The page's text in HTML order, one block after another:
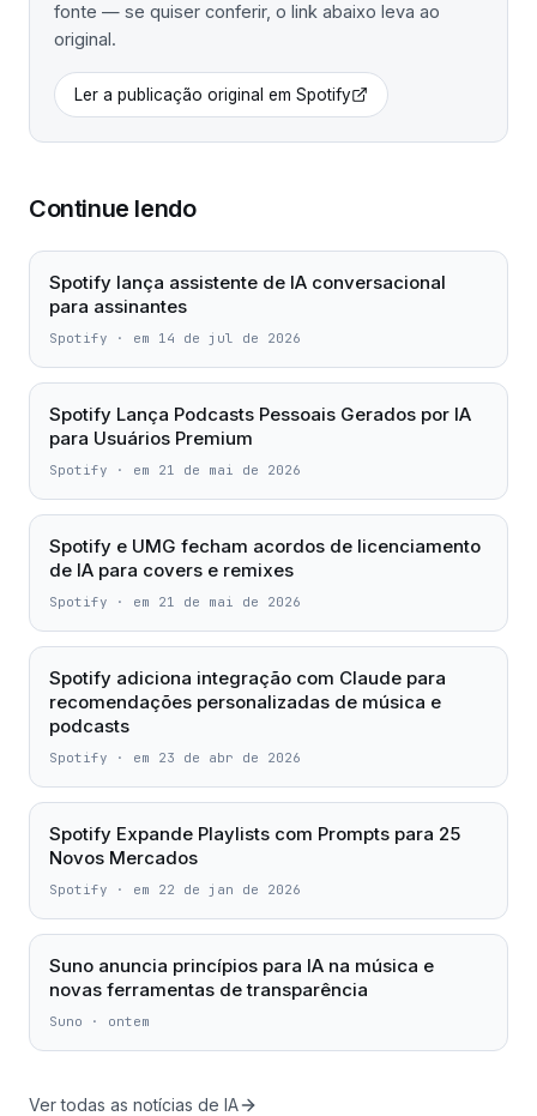
fonte — se quiser conferir, o link abaixo leva ao
original.
Ler a publicação original em Spotify
Continue lendo
Spotify lança assistente de IA conversacional
para assinantes
Spotify · em 14 de jul de 2026
Spotify Lança Podcasts Pessoais Gerados por IA
para Usuários Premium
Spotify · em 21 de mai de 2026
Spotify e UMG fecham acordos de licenciamento
de IA para covers e remixes
Spotify · em 21 de mai de 2026
Spotify adiciona integração com Claude para
recomendações personalizadas de música e
podcasts
Spotify · em 23 de abr de 2026
Spotify Expande Playlists com Prompts para 25
Novos Mercados
Spotify · em 22 de jan de 2026
Suno anuncia princípios para IA na música e
novas ferramentas de transparência
Suno · ontem
Ver todas as notícias de IA